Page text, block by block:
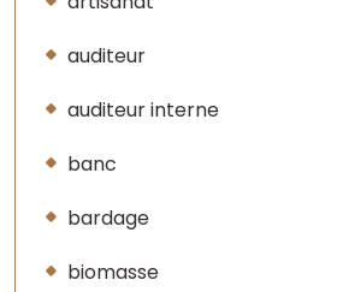
auditeur
auditeur interne
banc
bardage
biomasse